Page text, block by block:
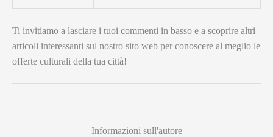
Ti invitiamo a lasciare i tuoi commenti in basso e a scoprire altri
articoli interessanti sul nostro sito web per conoscere al meglio le
offerte culturali della tua città!
Informazioni sull'autore